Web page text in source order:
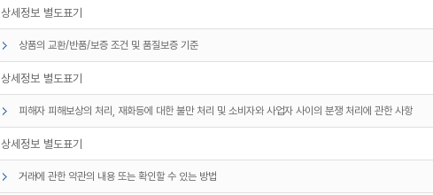
상세정보 별도표기
상품의 교환/반품/보증 조건 및 품질보증 기준
상세정보 별도표기
피해자 피해보상의 처리, 재화등에 대한 불만 처리 및 소비자와 사업자 사이의 분쟁 처리에 관한 사항
상세정보 별도표기
거래에 관한 약관의 내용 또는 확인할 수 있는 방법